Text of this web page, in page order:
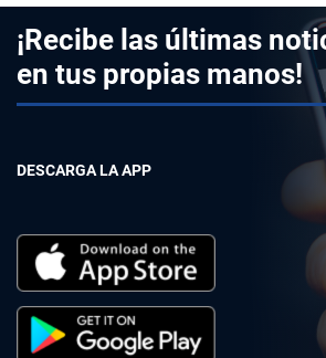
¡Recibe las últimas
en tus propias manos!
DESCARGA LA APP